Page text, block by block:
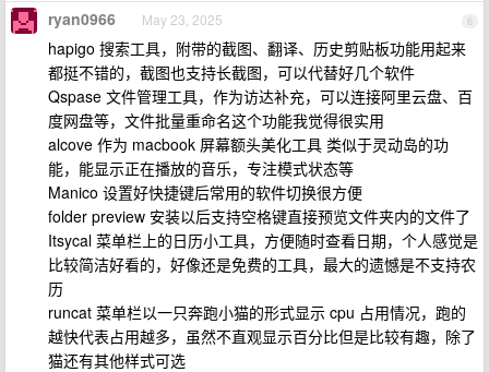
6
ryan0966 May 23, 2025
hapigo 搜索工具，附带的截图、翻译、历史剪贴板功能用起来
都挺不错的，截图也支持长截图，可以代替好几个软件
Qspase 文件管理工具，作为访达补充，可以连接阿里云盘、百
度网盘等，文件批量重命名这个功能我觉得很实用
alcove 作为 macbook 屏幕额头美化工具 类似于灵动岛的功
能，能显示正在播放的音乐，专注模式状态等
Manico 设置好快捷键后常用的软件切换很方便
folder preview 安装以后支持空格键直接预览文件夹内的文件了
Itsycal 菜单栏上的日历小工具，方便随时查看日期，个人感觉是
比较简洁好看的，好像还是免费的工具，最大的遗憾是不支持农
历
runcat 菜单栏以一只奔跑小猫的形式显示 cpu 占用情况，跑的
越快代表占用越多，虽然不直观显示百分比但是比较有趣，除了
猫还有其他样式可选